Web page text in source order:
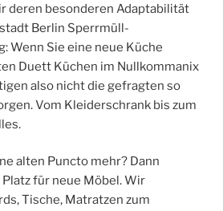
deren besonderen Adaptabilität
Berlin Sperrmüll-
Wenn Sie eine neue Küche
Duett Küchen im Nullkommanix
also nicht die gefragten so
Vom Kleiderschrank bis zum
alten Puncto mehr? Dann
für neue Möbel. Wir
Tische, Matratzen zum